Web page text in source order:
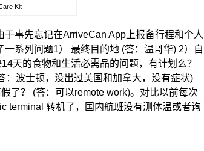
Kit
事先忘记在ArriveCan App上报备行程和个人
系列问题1） 最终目的地 (答：温哥华) 2）自
天的食物和生活必需品的问题，有计划么？
：波士顿，没出过美国和加拿大，没有症状)
了？ (答：可以remote work)。对比以前每次
terminal 转机了，国内航班没有测体温或者询